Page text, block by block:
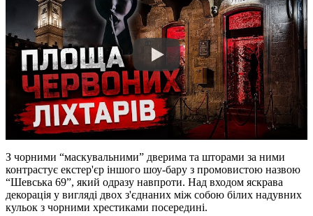
З чорними “маскувальними” дверима та шторами за ними
контрастує екстер'єр іншого шоу-бару з промовистою назвою
“Шевська 69”, який одразу навпроти. Над входом яскрава
декорація у вигляді двох з'єднаних між собою білих надувних
кульок з чорними хрестиками посередині.